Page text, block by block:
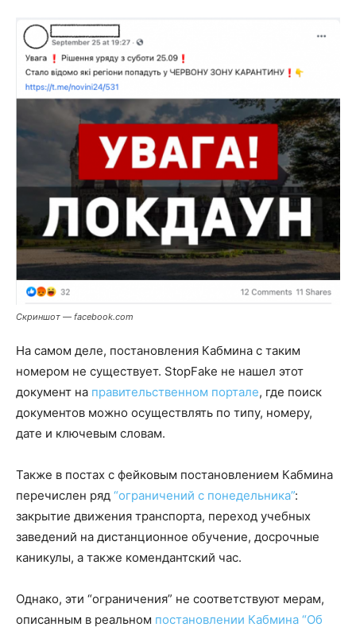
Скриншот — facebook.com
На самом деле, постановления Кабмина с таким
номером не существует. StopFake не нашел этот
документ на правительственном портале, где поиск
документов можно осуществлять по типу, номеру,
дате и ключевым словам.
Также в постах с фейковым постановлением Кабмина
перечислен ряд “ограничений с понедельника”:
закрытие движения транспорта, переход учебных
заведений на дистанционное обучение, досрочные
каникулы, а также комендантский час.
Однако, эти “ограничения” не соответствуют мерам,
описанным в реальном постановлении Кабмина “Об